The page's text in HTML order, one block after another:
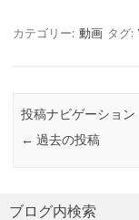
カテゴリー: 動画 タグ:
投稿ナビゲーション
← 過去の投稿
ブログ内検索